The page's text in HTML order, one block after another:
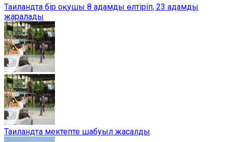
Таиландта бір оқушы 8 адамды өлтіріп, 23 адамды
жаралады
Таиландта мектепте шабуыл жасалды